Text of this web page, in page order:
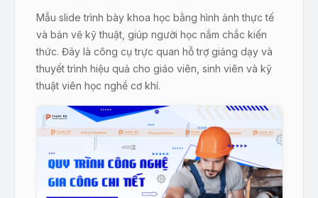
Mẫu slide trình bày khoa học bằng hình ảnh thực tế
và bản vẽ kỹ thuật, giúp người học nắm chắc kiến
thức. Đây là công cụ trực quan hỗ trợ giảng dạy và
thuyết trình hiệu quả cho giáo viên, sinh viên và kỹ
thuật viên học nghề cơ khí.